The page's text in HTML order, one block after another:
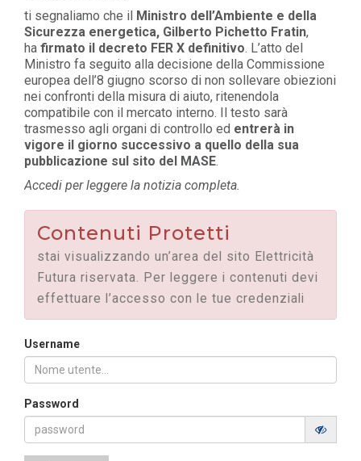
ti segnaliamo che il Ministro dell’Ambiente e della
Sicurezza energetica, Gilberto Pichetto Fratin,
ha firmato il decreto FER X definitivo. L’atto del
Ministro fa seguito alla decisione della Commissione
europea dell’8 giugno scorso di non sollevare obiezioni
nei confronti della misura di aiuto, ritenendola
compatibile con il mercato interno. Il testo sarà
trasmesso agli organi di controllo ed entrerà in
vigore il giorno successivo a quello della sua
pubblicazione sul sito del MASE.
Accedi per leggere la notizia completa.
Contenuti Protetti
stai visualizzando un’area del sito Elettricità
Futura riservata. Per leggere i contenuti devi
effettuare l’accesso con le tue credenziali
Username
Password